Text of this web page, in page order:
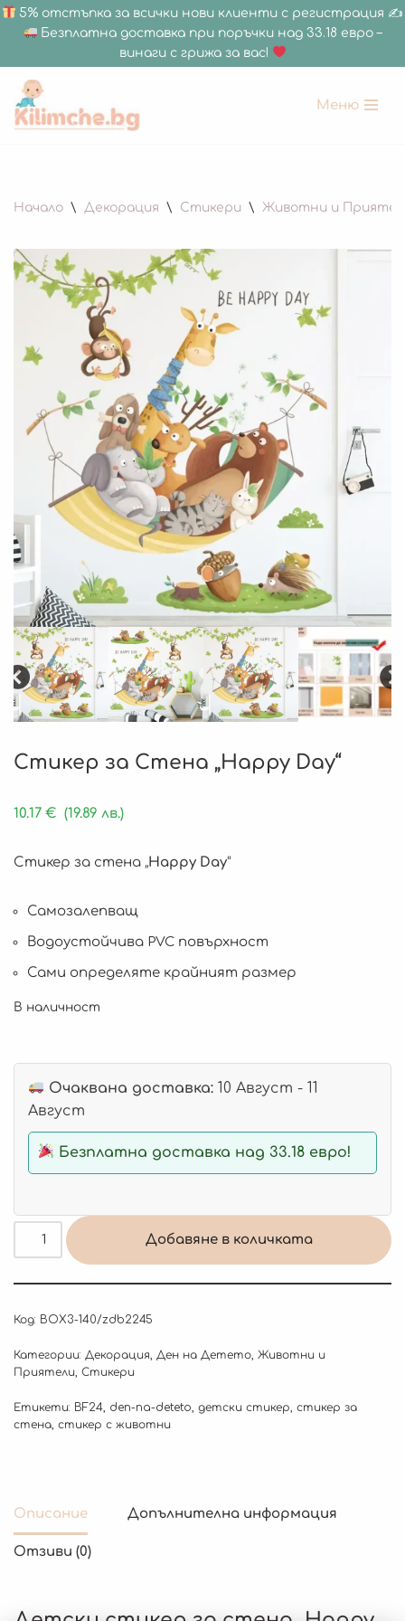
5% отстъпка за всички нови клиенти с регистрация ✍
Безплатна доставка при поръчки над 33.18 евро –
винаги с грижа за вас!
Продължете
Меню
Начало \ Декорация \ Стикери \ Животни и
Стикер за Стена „Happy Day“
10.17 € (19.89 лв.)
Стикер за стена „Happy Day“
Самозалепващ
Водоустойчива PVC повърхност
Сами определяте крайният размер
В наличност
Очаквана доставка: 10 Август - 11
Август
Безплатна доставка над 33.18 евро!
Добавяне в количката
Код: BOX3-140/zdb2245
Категории: Декорация Ден на Детето Животни и
Приятели Стикери
Етикети: BF24 den-na-deteto детски стикер стикер за
стена стикер с животни
Описание Допълнителна информация
Отзиви (0)